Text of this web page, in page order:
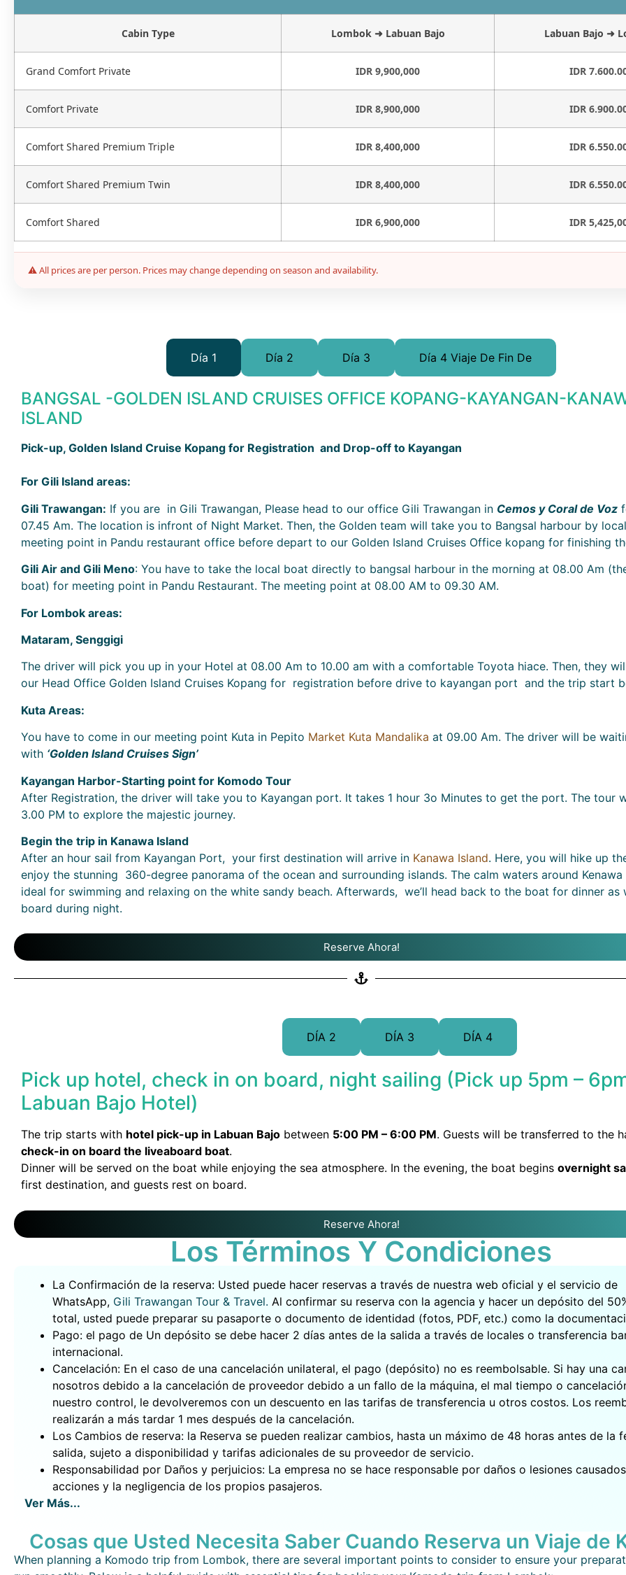
Cabin Type Lombok ➜ Labuan Bajo Labuan Bajo ➜
Grand Comfort Private IDR 9,900,000 IDR
Comfort Private IDR 8,900,000 IDR
Comfort Shared Premium Triple IDR 8,400,000 IDR
Comfort Shared Premium Twin IDR 8,400,000 IDR
Comfort Shared IDR 6,900,000 IDR
⚠ All prices are per person. Prices may change depending on season and availability.
Día 1 Día 2 Día 3 Día 4 Viaje De Fin De
BANGSAL -GOLDEN ISLAND CRUISES OFFICE KOPANG-KAYANGAN-
ISLAND
Pick-up, Golden Island Cruise Kopang for Registration and Drop-off to Kayangan
For Gili Island areas:
Gili Trawangan: If you are in Gili Trawangan, Please head to our office Gili Trawangan in Cemos y Coral de Voz
07.45 Am. The location is infront of Night Market. Then, the Golden team will take you to Bangsal harbour by
meeting point in Pandu restaurant office before depart to our Golden Island Cruises Office kopang for finishing
Gili Air and Gili Meno: You have to take the local boat directly to bangsal harbour in the morning at 08.00 Am
boat) for meeting point in Pandu Restaurant. The meeting point at 08.00 AM to 09.30 AM.
For Lombok areas:
Mataram, Senggigi
The driver will pick you up in your Hotel at 08.00 Am to 10.00 am with a comfortable Toyota hiace. Then, they
our Head Office Golden Island Cruises Kopang for registration before drive to kayangan port and the trip start
Kuta Areas:
You have to come in our meeting point Kuta in Pepito Market Kuta Mandalika at 09.00 Am. The driver will be
with ‘Golden Island Cruises Sign’
Kayangan Harbor-Starting point for Komodo Tour
After Registration, the driver will take you to Kayangan port. It takes 1 hour 3o Minutes to get the port. The tour
3.00 PM to explore the majestic journey.
Begin the trip in Kanawa Island
After an hour sail from Kayangan Port, your first destination will arrive in Kanawa Island. Here, you will hike up
enjoy the stunning 360-degree panorama of the ocean and surrounding islands. The calm waters around Kenawa
ideal for swimming and relaxing on the white sandy beach. Afterwards, we’ll head back to the boat for dinner as
board during night.
Reserve Ahora!
DÍA 2 DÍA 3 DÍA 4
Pick up hotel, check in on board, night sailing (Pick up 5pm –
Labuan Bajo Hotel)
The trip starts with hotel pick-up in Labuan Bajo between 5:00 PM – 6:00 PM. Guests will be transferred to the
check-in on board the liveaboard boat.
Dinner will be served on the boat while enjoying the sea atmosphere. In the evening, the boat begins overnight
first destination, and guests rest on board.
Reserve Ahora!
Los Términos Y Condiciones
La Confirmación de la reserva: Usted puede hacer reservas a través de nuestra web oficial y el servicio de
WhatsApp, Gili Trawangan Tour & Travel. Al confirmar su reserva con la agencia y hacer un depósito del
total, usted puede preparar su pasaporte o documento de identidad (fotos, PDF, etc.) como la
Pago: el pago de Un depósito se debe hacer 2 días antes de la salida a través de locales o transferencia
internacional.
Cancelación: En el caso de una cancelación unilateral, el pago (depósito) no es reembolsable. Si hay una
nosotros debido a la cancelación de proveedor debido a un fallo de la máquina, el mal tiempo o
nuestro control, le devolveremos con un descuento en las tarifas de transferencia u otros costos. Los
realizarán a más tardar 1 mes después de la cancelación.
Los Cambios de reserva: la Reserva se pueden realizar cambios, hasta un máximo de 48 horas antes de la
salida, sujeto a disponibilidad y tarifas adicionales de su proveedor de servicio.
Responsabilidad por Daños y perjuicios: La empresa no se hace responsable por daños o lesiones
acciones y la negligencia de los propios pasajeros.
Ver Más...
Cosas que Usted Necesita Saber Cuando Reserva un Viaje de
When planning a Komodo trip from Lombok, there are several important points to consider to ensure your